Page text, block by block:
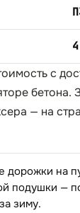
с
бетона.
— на
дорожки на
подушки —
зиму.